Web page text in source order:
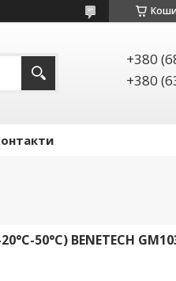
+380
+380
50°С) BENETECH